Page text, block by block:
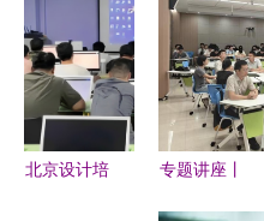
北京设计培
专题讲座丨